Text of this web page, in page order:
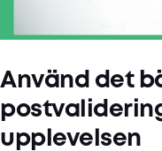
Använd det
upplevelsen